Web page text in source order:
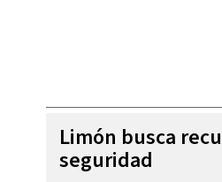
Limón busca
seguridad